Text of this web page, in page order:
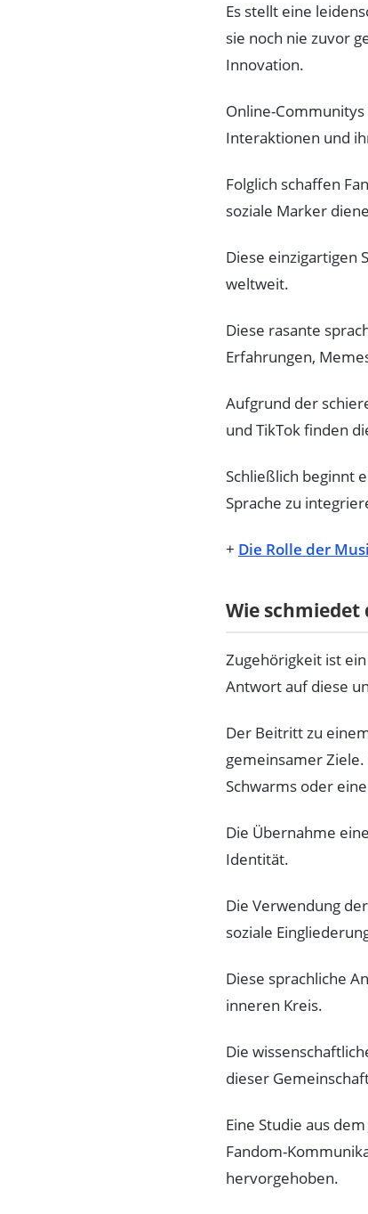
Es stellt eine
sie noch nie zuvor
Innovation.
Online-
Interaktionen und
Folglich schaffen
soziale Marker
Diese einzigartigen
weltweit.
Diese rasante
Erfahrungen,
Aufgrund der
und TikTok finden
Schließlich beginnt
Sprache zu
+ Die Rolle der
Wie
Zugehörigkeit ist
Antwort auf diese
Der Beitritt zu
gemeinsamer
Schwarms oder
Die Übernahme
Identität.
Die Verwendung
soziale
Diese sprachliche
inneren Kreis.
Die
dieser
Eine Studie aus
Fandom-
hervorgehoben.